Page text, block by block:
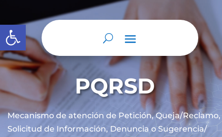
Abrir barra de herramientas
PQRSD
Mecanismo de atención de Petición, Queja/Reclamo,
Solicitud de Información, Denuncia o Sugerencia/